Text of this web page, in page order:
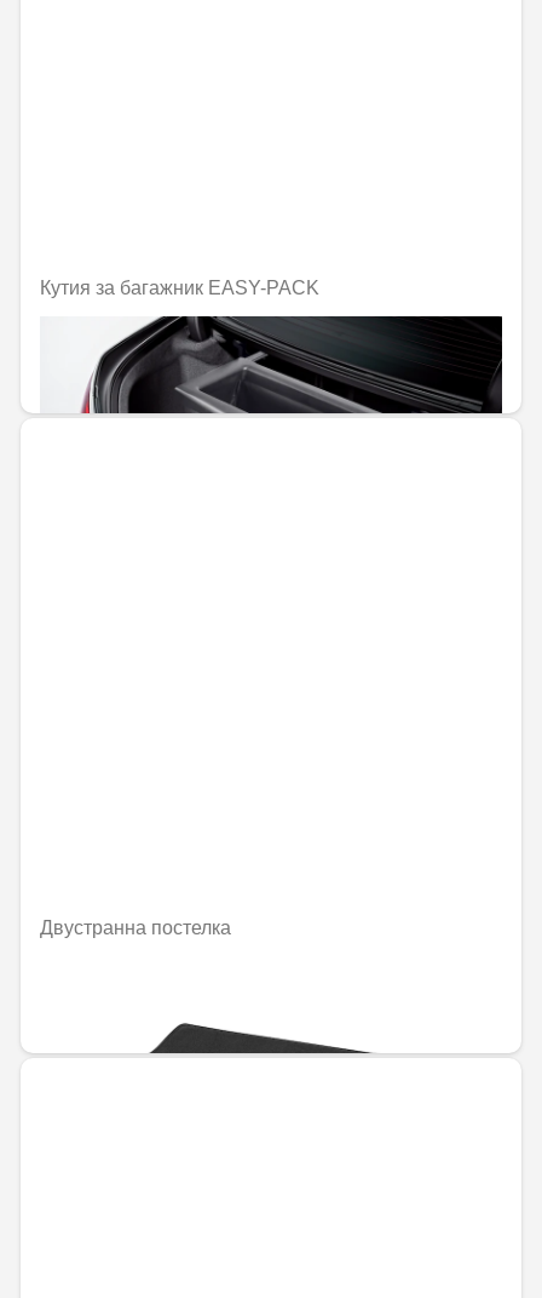
Кутия за багажник EASY-PACK
Не е налично онлайн
415,57 € / 812,79 лв.
Двустранна постелка
228,19 € / 446,30 лв.